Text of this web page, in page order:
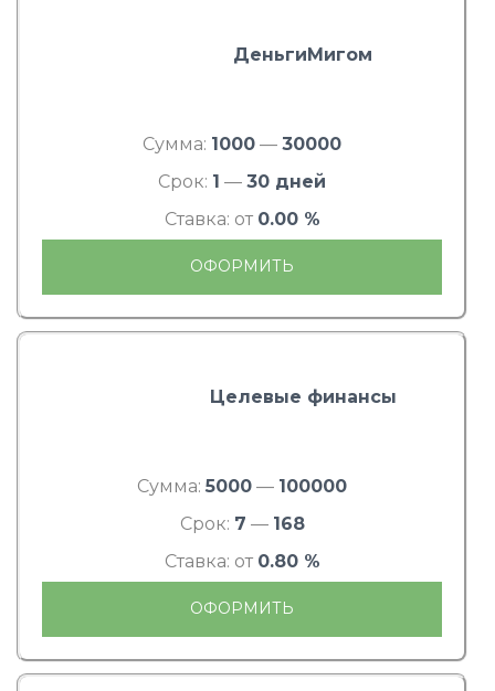
ДеньгиМигом
Сумма: 1000 — 30000
Срок: 1 — 30 дней
Ставка: от 0.00 %
ОФОРМИТЬ
Целевые финансы
Сумма: 5000 — 100000
Срок: 7 — 168
Ставка: от 0.80 %
ОФОРМИТЬ